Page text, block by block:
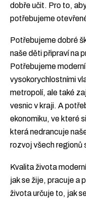
dobře učit. Pro to,
potřebujeme
Potřebujeme dobré
naše děti připraví na
Potřebujeme
vysokorychlostními
metropolí, ale také
vesnic v kraji. A
ekonomiku, ve které
která nedrancuje
rozvoj všech regionů
Kvalita života
jak se žije, pracuje a
života určuje to, jak